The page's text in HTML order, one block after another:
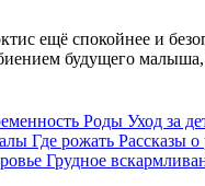
ещё спокойнее и
будущего
Роды Уход за
Где рожать Рассказы о
Грудное